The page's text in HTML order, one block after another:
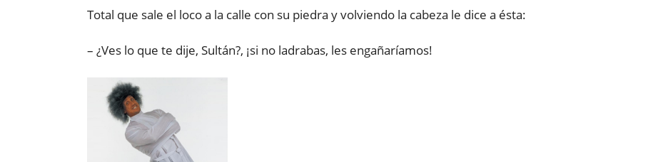
Total que sale el loco a la calle con su piedra y volviendo la cabeza le dice a ésta:
– ¿Ves lo que te dije, Sultán?, ¡si no ladrabas, les engañaríamos!